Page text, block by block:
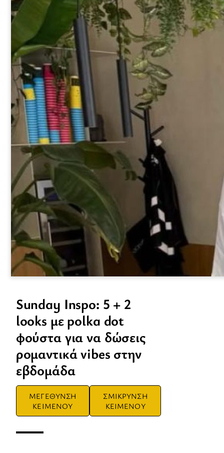
Sunday Inspo: 5 + 2
looks με polka dot
φούστα για να δώσεις
ρομαντικά vibes στην
εβδομάδα
ΜΕΓΕΘΥΝΣΗ
ΚΕΙΜΕΝΟΥ
ΣΜΙΚΡΥΝΣΗ
ΚΕΙΜΕΝΟΥ